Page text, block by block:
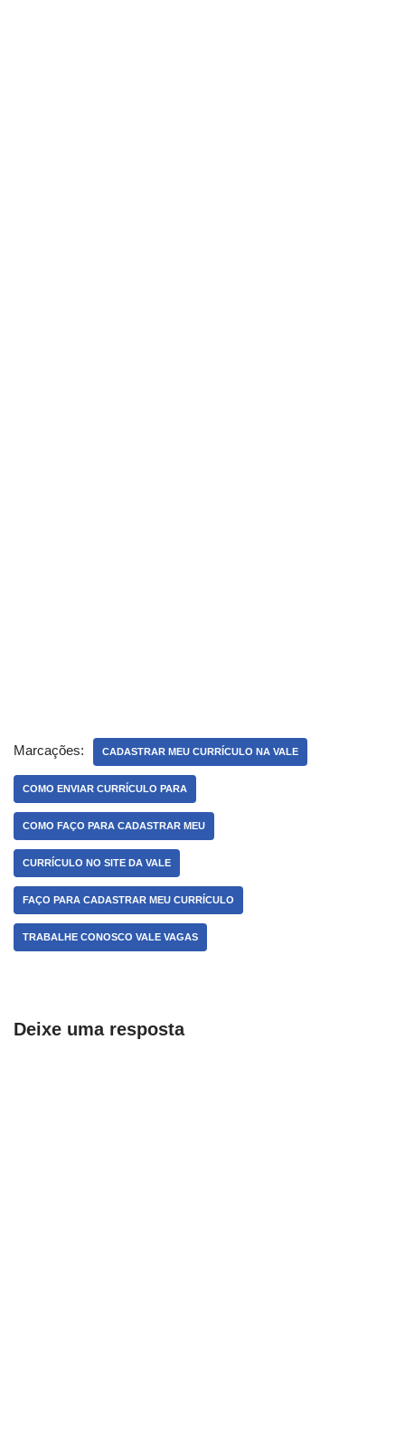
Marcações: CADASTRAR MEU CURRÍCULO NA VALE
COMO ENVIAR CURRÍCULO PARA
COMO FAÇO PARA CADASTRAR MEU
CURRÍCULO NO SITE DA VALE
FAÇO PARA CADASTRAR MEU CURRÍCULO
TRABALHE CONOSCO VALE VAGAS
Deixe uma resposta